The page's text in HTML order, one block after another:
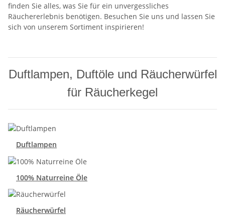
finden Sie alles, was Sie für ein unvergessliches
Räuchererlebnis benötigen. Besuchen Sie uns und lassen Sie
sich von unserem Sortiment inspirieren!
Duftlampen, Duftöle und Räucherwürfel
für Räucherkegel
Duftlampen
100% Naturreine Öle
Räucherwürfel